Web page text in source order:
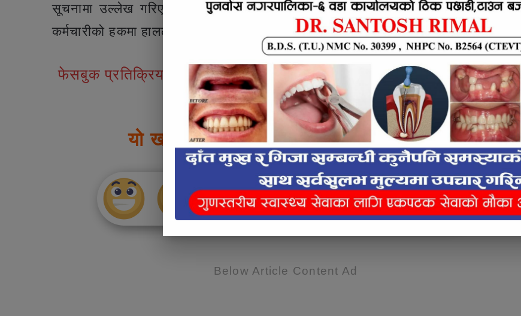
सूचनामा उल्लेख गरिएको छ । भने बिधालय र बाल विकास केन्द्रमा कार्यरत शिकहक तथा
कर्मचारीको हकमा हाललाई कुनै पनि निर्णय नभएको सुचनामा जनाएको छ ।
फेसबुक प्रतिक्रियाहरु
यो खबर पढेर तपाईलाई कस्तो महसुस भयो ?
Below Article Content Ad